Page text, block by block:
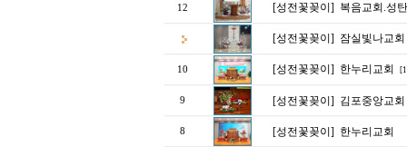
12 [성전꽃꽂이] 복음교회.성
[성전꽃꽂이] 잠실빛나교
10 [성전꽃꽂이] 한누리교회
9 [성전꽃꽂이] 김포중앙교
8 [성전꽃꽂이] 한누리교회